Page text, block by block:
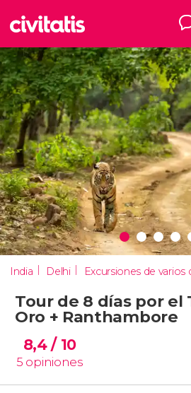
India Delhi
Tour de 8 días por el
Oro + Ranthambore
8,4/ 10
5 opiniones